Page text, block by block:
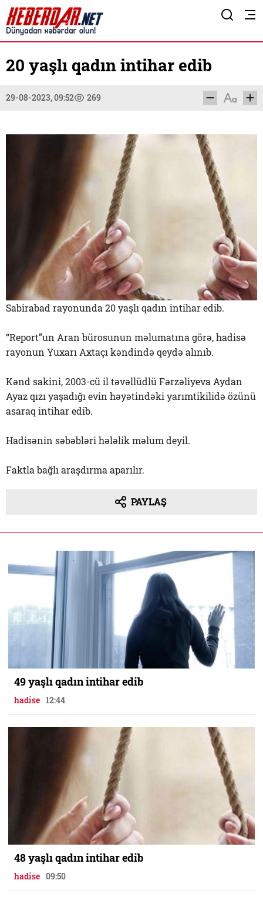
20 yaşlı qadın intihar edib
29-08-2023, 09:52 269
Sabirabad rayonunda 20 yaşlı qadın intihar edib.
“Report”un Aran bürosunun məlumatına görə, hadisə
rayonun Yuxarı Axtaçı kəndində qeydə alınıb.
Kənd sakini, 2003-cü il təvəllüdlü Fərzəliyeva Aydan
Ayaz qızı yaşadığı evin həyətindəki yarımtikilidə özünü
asaraq intihar edib.
Hadisənin səbəbləri hələlik məlum deyil.
Faktla bağlı araşdırma aparılır.
PAYLAŞ
49 yaşlı qadın intihar edib
hadise 12:44
48 yaşlı qadın intihar edib
hadise 09:50